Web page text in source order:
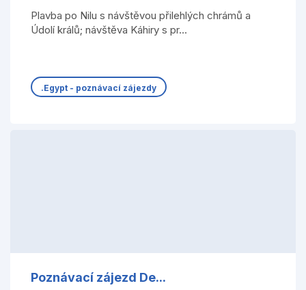
Plavba po Nilu s návštěvou přilehlých chrámů a
Údolí králů; návštěva Káhiry s pr...
.Egypt - poznávací zájezdy
Poznávací zájezd De...